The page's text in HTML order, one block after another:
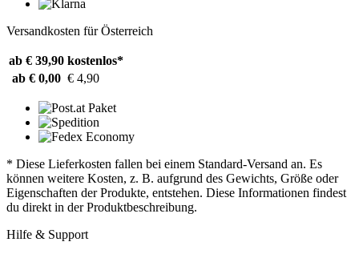
Versandkosten für Österreich
ab € 39,90 kostenlos*
ab € 0,00 € 4,90
* Diese Lieferkosten fallen bei einem Standard-Versand an. Es
können weitere Kosten, z. B. aufgrund des Gewichts, Größe oder
Eigenschaften der Produkte, entstehen. Diese Informationen findest
du direkt in der Produktbeschreibung.
Hilfe & Support